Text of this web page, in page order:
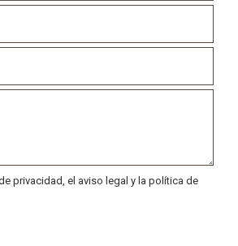
privacidad, el aviso legal y la política de